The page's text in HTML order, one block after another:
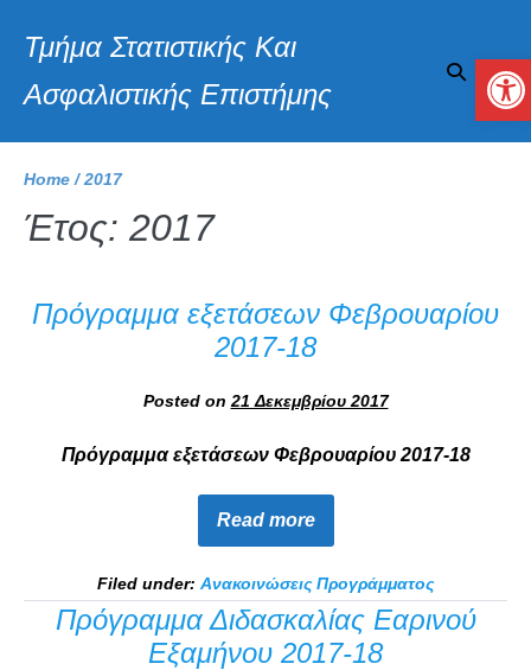
Τμήμα Στατιστικής Και
Ασφαλιστικής Επιστήμης
Home /2017
Έτος: 2017
Πρόγραμμα εξετάσεων Φεβρουαρίου
2017-18
Posted on 21 Δεκεμβρίου 2017
Πρόγραμμα εξετάσεων Φεβρουαρίου 2017-18
Read more
Filed under: Ανακοινώσεις Προγράμματος
Πρόγραμμα Διδασκαλίας Εαρινού
Εξαμήνου 2017-18